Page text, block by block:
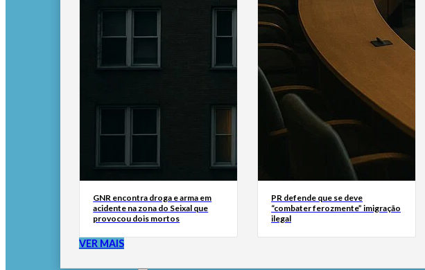
GNR encontra droga e arma em
acidente na zona do Seixal que
provocou dois mortos
PR defende que se deve
“combater ferozmente” imigração
ilegal
VER MAIS